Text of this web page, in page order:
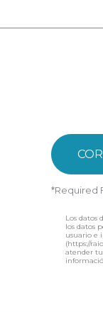
*Required
Los datos
los datos
usuario e
(https://
atender